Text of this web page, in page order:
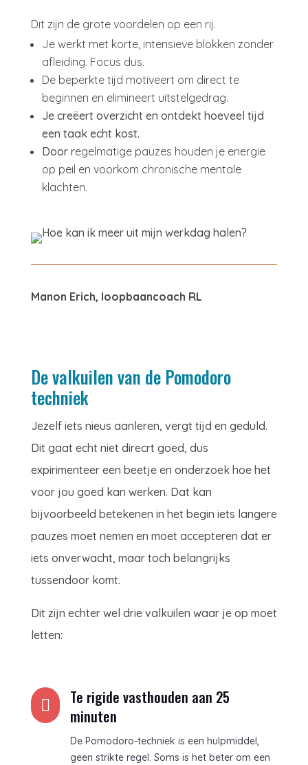
Dit zijn de grote voordelen op een rij.
Je werkt met korte, intensieve blokken zonder
afleiding. Focus dus.
De beperkte tijd motiveert om direct te
beginnen en elimineert uitstelgedrag.
Je creëert overzicht en ontdekt hoeveel tijd
een taak echt kost.
Door regelmatige pauzes houden je energie
op peil en voorkom chronische mentale
klachten.
Manon Erich, loopbaancoach RL
De valkuilen van de Pomodoro
techniek
Jezelf iets nieus aanleren, vergt tijd en geduld.
Dit gaat echt niet direcrt goed, dus
expirimenteer een beetje en onderzoek hoe het
voor jou goed kan werken. Dat kan
bijvoorbeeld betekenen in het begin iets langere
pauzes moet nemen en moet accepteren dat er
iets onverwacht, maar toch belangrijks
tussendoor komt.
Dit zijn echter wel drie valkuilen waar je op moet
letten:

Te rigide vasthouden aan 25
minuten
De Pomodoro-techniek is een hulpmiddel,
geen strikte regel. Soms is het beter om een